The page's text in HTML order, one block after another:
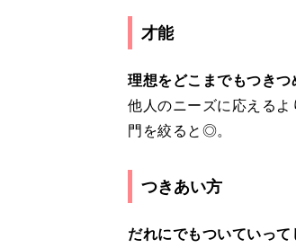
才能
理想をどこまでもつきつ
他人のニーズに応える
門を絞ると◎。
つきあい方
だれにでもついていって